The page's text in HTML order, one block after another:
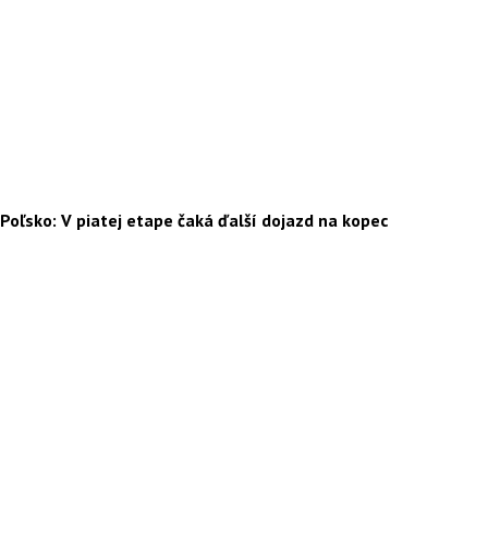
Poľsko: V piatej etape čaká ďalší dojazd na kopec